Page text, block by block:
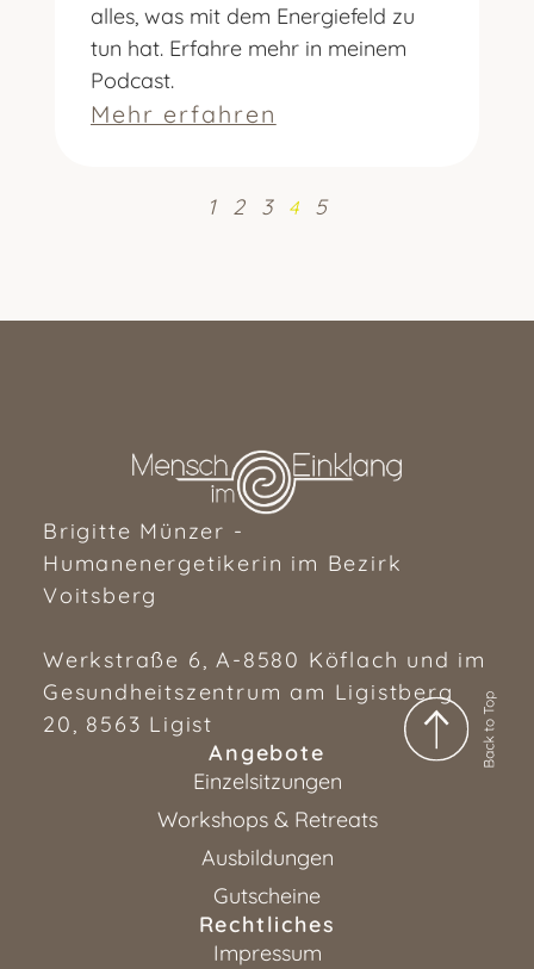
alles, was mit dem Energiefeld zu
tun hat. Erfahre mehr in meinem
Podcast.
Mehr erfahren
1 2 3 4 5
Brigitte Münzer -
Humanenergetikerin im Bezirk
Voitsberg
Werkstraße 6, A-8580 Köflach und im
Gesundheitszentrum am Ligistberg
20, 8563 Ligist
Angebote
Einzelsitzungen
Workshops & Retreats
Ausbildungen
Gutscheine
Rechtliches
Impressum